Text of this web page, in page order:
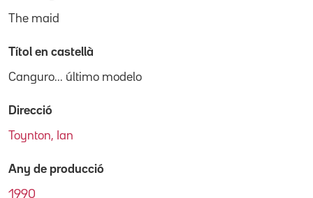
The maid
Títol en castellà
Canguro... último modelo
Direcció
Toynton, Ian
Any de producció
1990